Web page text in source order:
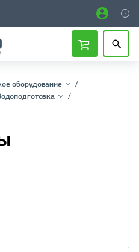
округ
оборудование